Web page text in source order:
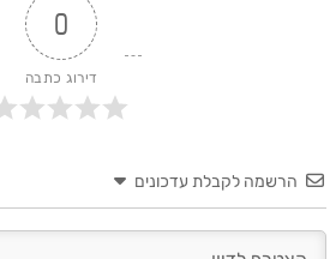
0
דירוג כתבה
הרשמה לקבלת עדכונים